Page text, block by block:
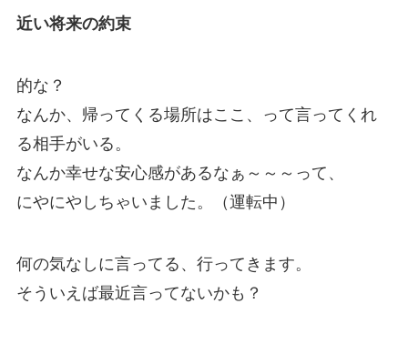
近い将来の約束
的な？
なんか、帰ってくる場所はここ、って言ってくれ
る相手がいる。
なんか幸せな安心感があるなぁ～～～って、
にやにやしちゃいました。（運転中）
何の気なしに言ってる、行ってきます。
そういえば最近言ってないかも？